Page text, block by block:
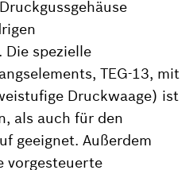
spezielle
TEG-13, mit
Druckwaage) ist
als auch für den
geeignet. Außerdem
vorgesteuerte